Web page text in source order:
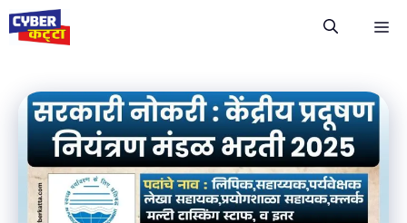
Skip
content